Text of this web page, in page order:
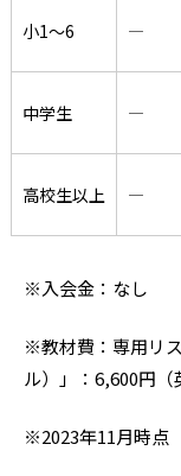
小1〜6 ―
中学生 ―
高校生以上 ―
※入会金：なし
※教材費：専用リ
ル）」：6,600円（
※2023年11月時点